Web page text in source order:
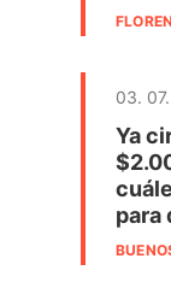
03.
Ya
para